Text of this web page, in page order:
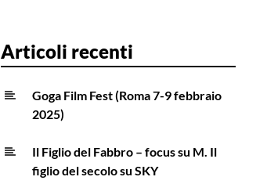
Articoli recenti
Goga Film Fest (Roma 7-9 febbraio
2025)
Il Figlio del Fabbro – focus su M. Il
figlio del secolo su SKY